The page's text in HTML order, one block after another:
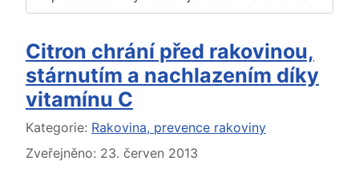
Citron chrání před rakovinou,
stárnutím a nachlazením díky
vitamínu C
Základní údaje
Kategorie: Rakovina, prevence rakoviny
Zveřejněno: 23. červen 2013